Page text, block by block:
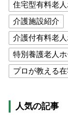
住宅型有料老
介護施設紹介
介護付有料老
特別養護老人ホ
プロが教える
高木ブー
ケ
人気の記事